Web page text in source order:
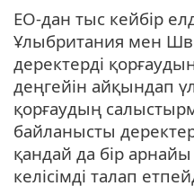
ЕО-дан тыс кейбір
Ұлыбритания мен
деректерді
деңгейін айқындап
қорғаудың
байланысты
қандай да бір
келісімді талап